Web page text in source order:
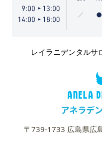
レイラニデンタルサ
〒739-1733 広島県広